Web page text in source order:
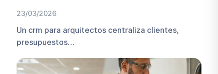
23/03/2026
Un crm para arquitectos centraliza clientes,
presupuestos…